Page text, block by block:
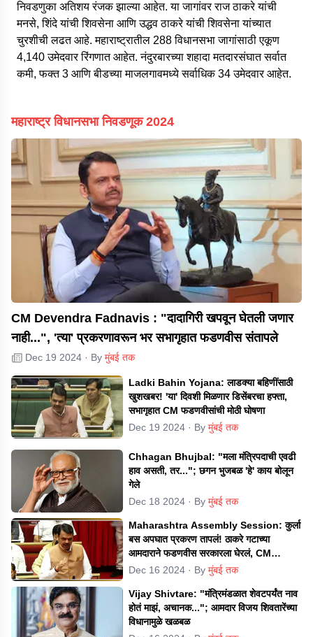
निवडणुका अतिशय रंजक झाल्या आहेत. या जागांवर राज ठाकरे यांची
मनसे, शिंदे यांची शिवसेना आणि उद्धव ठाकरे यांची शिवसेना यांच्यात
चुरशीची लढत आहे. महाराष्ट्रातील 288 विधानसभा जागांसाठी एकूण
4,140 उमेदवार रिंगणात आहेत. नंदुरबारच्या शहादा मतदारसंघात सर्वात
कमी, फक्त 3 आणि बीडच्या माजलगावमध्ये सर्वाधिक 34 उमेदवार आहेत.
महाराष्ट्र विधानसभा निवडणूक 2024
CM Devendra Fadnavis : "दादागिरी खपवून घेतली जणार
नाही...", 'त्या' प्रकरणावरून भर सभागृहात फडणवीस संतापले
Dec 19 2024 · By मुंबई तक
Ladki Bahin Yojana: लाडक्या बहिणींसाठी
खुशखबर! 'या' दिवशी मिळणार डिसेंबरचा हफ्ता,
सभागृहात CM फडणवीसांची मोठी घोषणा
Dec 19 2024 · By मुंबई तक
Chhagan Bhujbal: "मला मंत्रिपदाची एवढी
हाव असती, तर..."; छगन भुजबळ 'हे' काय बोलून
गेले
Dec 18 2024 · By मुंबई तक
Maharashtra Assembly Session: कुर्ला
बस अपघात प्रकरण तापलं! ठाकरे गटाच्या
आमदाराने फडणवीस सरकारला घेरलं, CM
म्हणाले...
Dec 16 2024 · By मुंबई तक
Vijay Shivtare: "मंत्रिमंडळात शेवटपर्यंत नाव
होतं माझं, अचानक..."; आमदार विजय शिवतारेंच्या
विधानामुळे खळबळ